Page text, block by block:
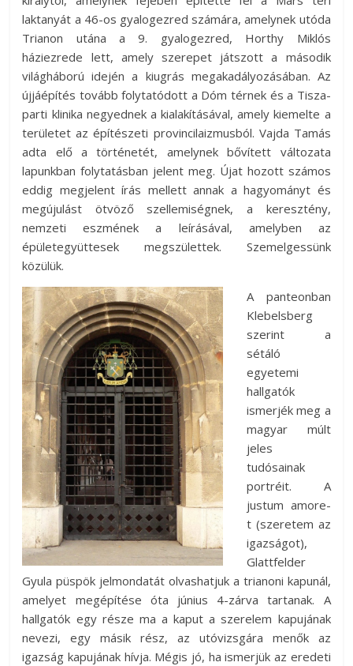
laktanyát a 46-os gyalogezred számára, amelynek utóda
Trianon utána a 9. gyalogezred, Horthy Miklós
háziezrede lett, amely szerepet játszott a második
világháború idején a kiugrás megakadályozásában. Az
újjáépítés tovább folytatódott a Dóm térnek és a Tisza-
parti klinika negyednek a kialakításával, amely kiemelte a
területet az építészeti provincilaizmusból. Vajda Tamás
adta elő a történetét, amelynek bővített változata
lapunkban folytatásban jelent meg. Újat hozott számos
eddig megjelent írás mellett annak a hagyományt és
megújulást ötvöző szellemiségnek, a keresztény,
nemzeti eszmének a leírásával, amelyben az
épületegyüttesek megszülettek. Szemelgessünk
közülük.
A panteonban
Klebelsberg
szerint a
sétáló
egyetemi
hallgatók
ismerjék meg a
magyar múlt
jeles
tudósainak
portréit. A
justum amore-
t (szeretem az
igazságot),
Glattfelder
Gyula püspök jelmondatát olvashatjuk a trianoni kapunál,
amelyet megépítése óta június 4-zárva tartanak. A
hallgatók egy része ma a kaput a szerelem kapujának
nevezi, egy másik rész, az utóvizsgára menők az
igazság kapujának hívja. Mégis jó, ha ismerjük az eredeti